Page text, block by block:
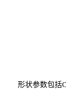
形状参数包括